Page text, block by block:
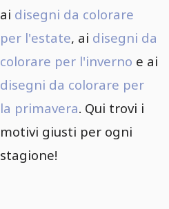
ai disegni da colorare
per l'estate, ai disegni da
colorare per l'inverno e ai
disegni da colorare per
la primavera. Qui trovi i
motivi giusti per ogni
stagione!